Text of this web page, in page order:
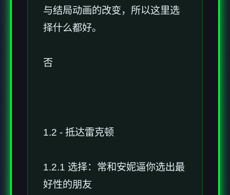
与结局动画的改变，所以这里选
择什么都好。
否
1.2 - 抵达雷克顿
1.2.1 选择：常和安妮逼你选出最
好性的朋友